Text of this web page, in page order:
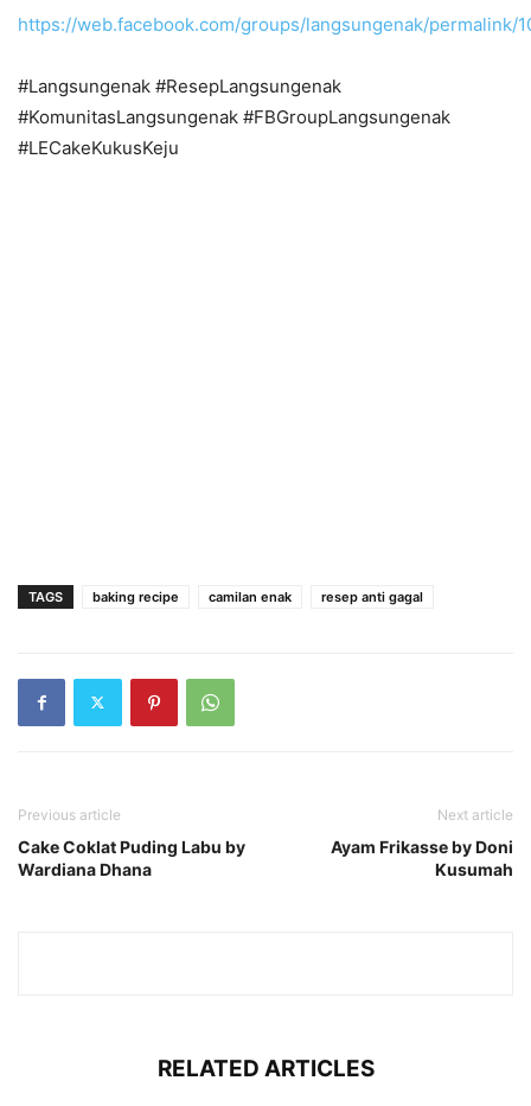
https://web.facebook.com/groups/langsungenak/permalink/
#Langsungenak #ResepLangsungenak
#KomunitasLangsungenak #FBGroupLangsungenak
#LECakeKukusKeju
TAGS baking recipe camilan enak resep anti gagal
Previous article
Cake Coklat Puding Labu by
Wardiana Dhana
Next article
Ayam Frikasse by Doni
Kusumah
RELATED ARTICLES